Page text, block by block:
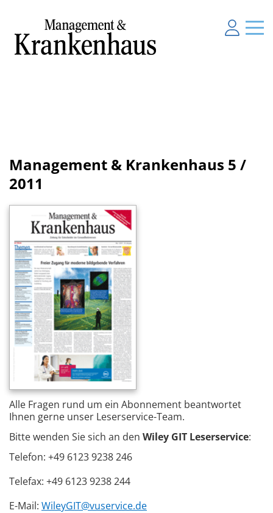
Management & Krankenhaus 5 /
2011
Alle Fragen rund um ein Abonnement beantwortet
Ihnen gerne unser Leserservice-Team.
Bitte wenden Sie sich an den Wiley GIT Leserservice:
Telefon: +49 6123 9238 246
Telefax: +49 6123 9238 244
E-Mail: WileyGIT@vuservice.de